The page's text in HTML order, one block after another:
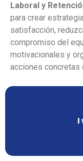
Laboral y
para crear
satisfacción,
compromiso del
motivacionales y
acciones concretas
I